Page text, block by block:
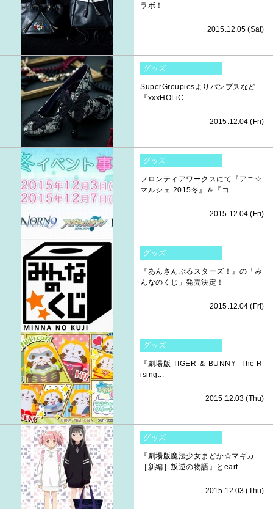
ラボ！
2015.12.05 (Sat)
グッズ
SuperGroupiesよりパンプスなど
『xxxHOLiC...
2015.12.04 (Fri)
グッズ
フロンティアワークスにて『アニ☆
マルシェ 2015冬』＆『コ...
2015.12.04 (Fri)
グッズ
『あんさんぶるスターズ！』の「み
んなのくじ」発売決定！
2015.12.04 (Fri)
グッズ
『劇場版 TIGER ＆ BUNNY -The R
ising...
2015.12.03 (Thu)
グッズ
『劇場版魔法少女まどか☆マギカ
［新編］叛逆の物語』とeart...
2015.12.03 (Thu)